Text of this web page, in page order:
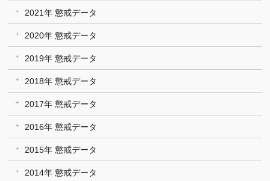
2021年 懲戒データ
2020年 懲戒データ
2019年 懲戒データ
2018年 懲戒データ
2017年 懲戒データ
2016年 懲戒データ
2015年 懲戒データ
2014年 懲戒データ